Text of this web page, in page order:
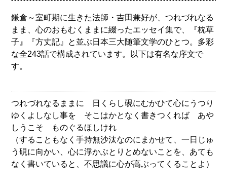
鎌倉～室町期に生きた法師・吉田兼好が、つれづれなる
まま、心のおもむくままに綴ったエッセイ集で、『枕草
子』『方丈記』と並ぶ日本三大随筆文学のひとつ。多彩
な全243話で構成されています。以下は有名な序文で
す。
つれづれなるままに 日くらし硯にむかひて心にうつり
ゆくよしなし事を そこはかとなく書きつくれば あや
しうこそ ものぐるほしけれ
（することもなく手持無沙汰なのにまかせて、一日じゅ
う硯に向かい、心に浮かぶとりとめないことを、あても
なく書いていると、不思議に心が高ぶってくることよ）